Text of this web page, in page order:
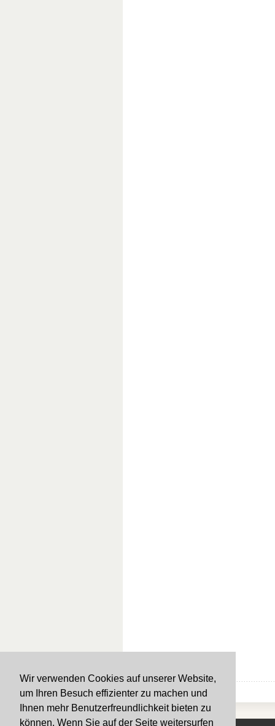
Wir verwenden Cookies auf unserer Website,
um Ihren Besuch effizienter zu machen und
Ihnen mehr Benutzerfreundlichkeit bieten zu
können. Wenn Sie auf der Seite weitersurfen
Nach oben